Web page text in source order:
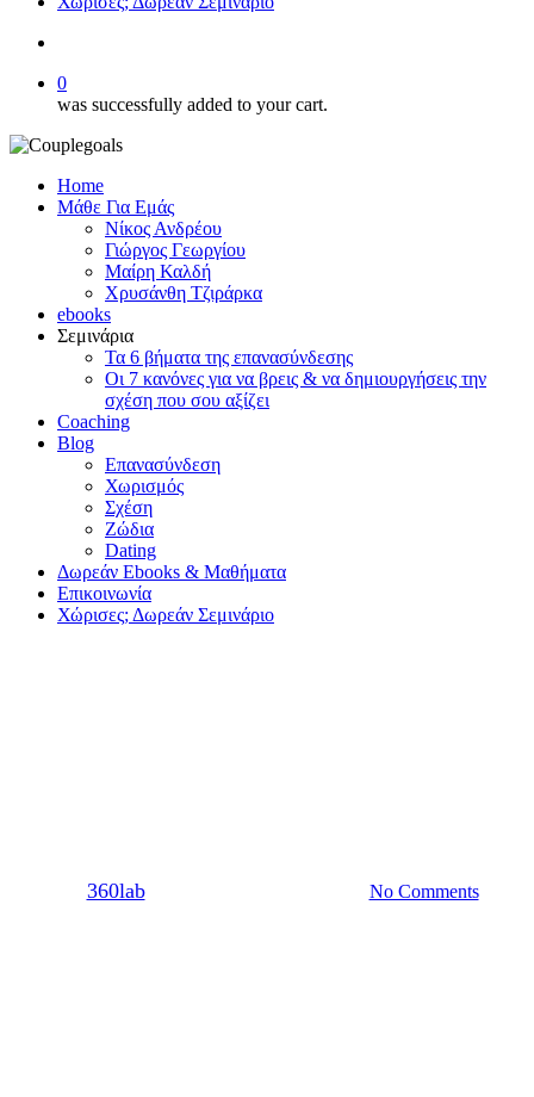
0
was successfully added to your cart.
Home
Μάθε Για Εμάς
Νίκος Ανδρέου
Γιώργος Γεωργίου
Μαίρη Καλδή
Χρυσάνθη Τζιράρκα
ebooks
Σεμινάρια
Τα 6 βήματα της επανασύνδεσης
Οι 7 κανόνες για να βρεις & να δημιουργήσεις την
σχέση που σου αξίζει
Coaching
Blog
Επανασύνδεση
Χωρισμός
Σχέση
Ζώδια
Dating
Δωρεάν Ebooks & Μαθήματα
Επικοινωνία
Χώρισες; Δωρεάν Σεμινάριο
360lab22/01/2021 No Comments